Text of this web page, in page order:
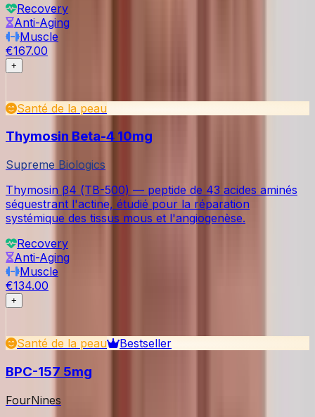
Recovery
Anti-Aging
Muscle
€167.00
+
Santé de la peau
Thymosin Beta-4 10mg
Supreme Biologics
Thymosin β4 (TB-500) — peptide de 43 acides aminés
séquestrant l'actine, étudié pour la réparation
systémique des tissus mous et l'angiogenèse.
Recovery
Anti-Aging
Muscle
€134.00
+
Santé de la peau Bestseller
BPC-157 5mg
FourNines